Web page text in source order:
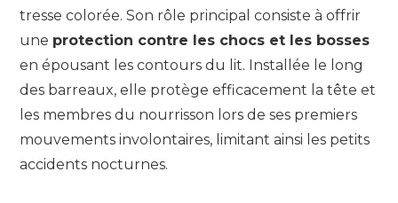
tresse colorée. Son rôle principal consiste à offrir
une protection contre les chocs et les bosses
en épousant les contours du lit. Installée le long
des barreaux, elle protège efficacement la tête et
les membres du nourrisson lors de ses premiers
mouvements involontaires, limitant ainsi les petits
accidents nocturnes.